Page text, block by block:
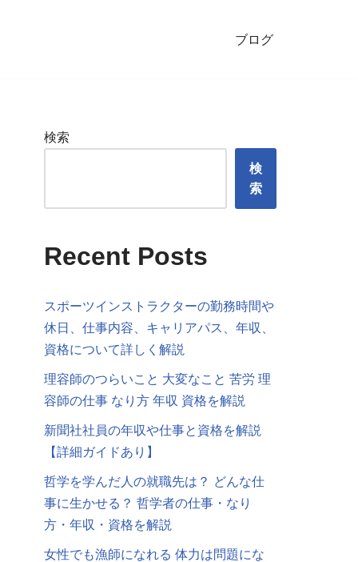
ブログ
検索
検
索
Recent Posts
スポーツインストラクターの勤務時間や
休日、仕事内容、キャリアパス、年収、
資格について詳しく解説
理容師のつらいこと 大変なこと 苦労 理
容師の仕事 なり方 年収 資格を解説
新聞社社員の年収や仕事と資格を解説
【詳細ガイドあり】
哲学を学んだ人の就職先は？ どんな仕
事に生かせる？ 哲学者の仕事・なり
方・年収・資格を解説
女性でも漁師になれる 体力は問題にな